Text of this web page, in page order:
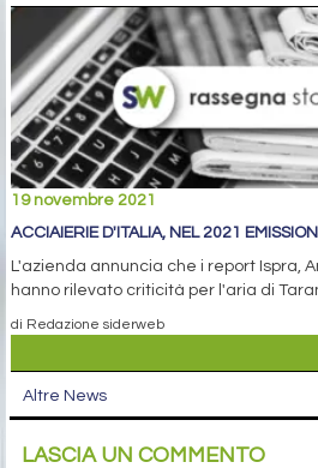
19 novembre 2021
ACCIAIERIE D'ITALIA, NEL 2021
L'azienda annuncia che i report Ispra,
hanno rilevato criticità per l'aria di
di Redazione siderweb
Altre News
LASCIA UN COMMENTO